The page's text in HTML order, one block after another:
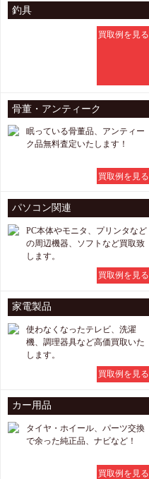
釣具
買取例を見る
骨董・アンティーク
眠っている骨董品、アンティー
ク品無料査定いたします！
買取例を見る
パソコン関連
PC本体やモニタ、プリンタなど
の周辺機器、ソフトなど買取致
します。
買取例を見る
家電製品
使わなくなったテレビ、洗濯
機、調理器具など高価買取いた
します。
買取例を見る
カー用品
タイヤ・ホイール、パーツ交換
で余った純正品、ナビなど！
買取例を見る